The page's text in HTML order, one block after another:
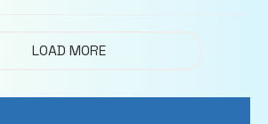
LOAD MORE